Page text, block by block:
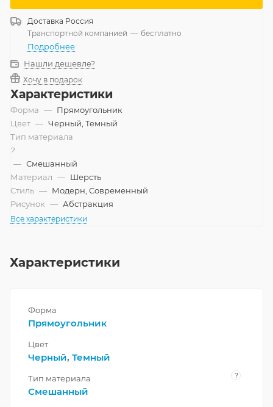
Доставка Россия
Транспортной компанией — бесплатно
Подробнее
Нашли дешевле?
Хочу в подарок
Характеристики
Форма — Прямоугольник
Цвет — Черный, Темный
Тип материала
?
— Смешанный
Материал — Шерсть
Стиль — Модерн, Современный
Рисунок — Абстракция
Все характеристики
Характеристики
Форма
Прямоугольник
Цвет
Черный, Темный
Тип материала ?
Смешанный